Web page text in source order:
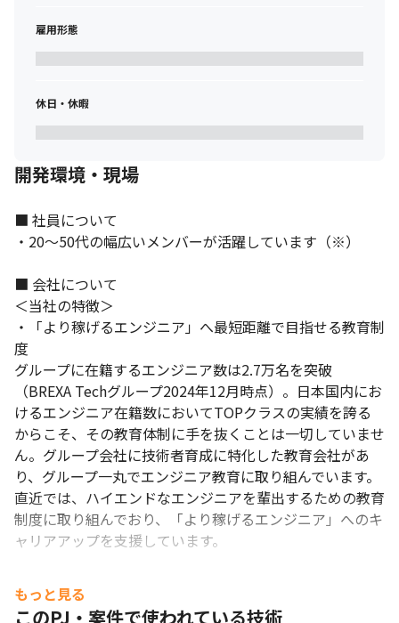
雇用形態
休日・休暇
開発環境・現場
■ 社員について
・20～50代の幅広いメンバーが活躍しています（※）
■ 会社について
＜当社の特徴＞
・「より稼げるエンジニア」へ最短距離で目指せる教育制
度
グループに在籍するエンジニア数は2.7万名を突破
（BREXA Techグループ2024年12月時点）。日本国内にお
けるエンジニア在籍数においてTOPクラスの実績を誇る
からこそ、その教育体制に手を抜くことは一切していませ
ん。グループ会社に技術者育成に特化した教育会社があ
り、グループ一丸でエンジニア教育に取り組んでいます。
直近では、ハイエンドなエンジニアを輩出するための教育
制度に取り組んでおり、「より稼げるエンジニア」へのキ
ャリアアップを支援しています。
・腰を据えて安心して働ける環境
グループとしての安定した経営基盤をもとに、各種手当や
もっと見る
このPJ・案件で使われている技術